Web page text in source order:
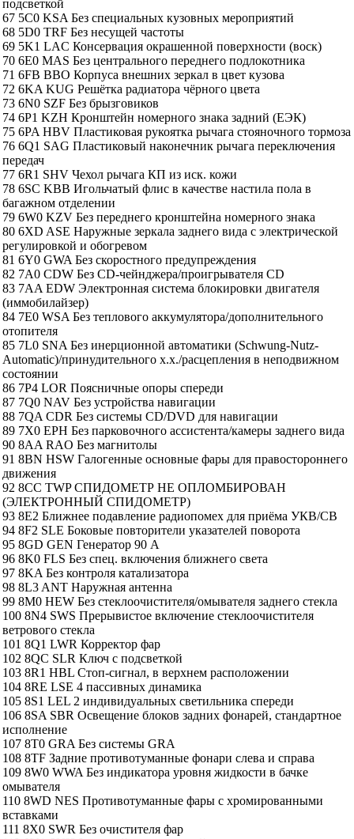
подсветкой
67 5C0 KSA Без специальных кузовных мероприятий
68 5D0 TRF Без несущей частоты
69 5K1 LAC Консервация окрашенной поверхности (воск)
70 6E0 MAS Без центрального переднего подлокотника
71 6FB BBO Корпуса внешних зеркал в цвет кузова
72 6KA KUG Решётка радиатора чёрного цвета
73 6N0 SZF Без брызговиков
74 6P1 KZH Кронштейн номерного знака задний (ЕЭК)
75 6PA HBV Пластиковая рукоятка рычага стояночного тормоза
76 6Q1 SAG Пластиковый наконечник рычага переключения
передач
77 6R1 SHV Чехол рычага КП из иск. кожи
78 6SC KBB Игольчатый флис в качестве настила пола в
багажном отделении
79 6W0 KZV Без переднего кронштейна номерного знака
80 6XD ASE Наружные зеркала заднего вида с электрической
регулировкой и обогревом
81 6Y0 GWA Без скоростного предупреждения
82 7A0 CDW Без CD-чейнджера/проигрывателя CD
83 7AA EDW Электронная система блокировки двигателя
(иммобилайзер)
84 7E0 WSA Без теплового аккумулятора/дополнительного
отопителя
85 7L0 SNA Без инерционной автоматики (Schwung-Nutz-
Automatic)/принудительного х.х./расцепления в неподвижном
состоянии
86 7P4 LOR Поясничные опоры спереди
87 7Q0 NAV Без устройства навигации
88 7QA CDR Без системы CD/DVD для навигации
89 7X0 EPH Без парковочного ассистента/камеры заднего вида
90 8AA RAO Без магнитолы
91 8BN HSW Галогенные основные фары для правостороннего
движения
92 8CC TWP СПИДОМЕТР НЕ ОПЛОМБИРОВАН
(ЭЛЕКТРОННЫЙ СПИДОМЕТР)
93 8E2 Ближнее подавление радиопомех для приёма УКВ/СВ
94 8F2 SLE Боковые повторители указателей поворота
95 8GD GEN Генератор 90 А
96 8K0 FLS Без спец. включения ближнего света
97 8KA Без контроля катализатора
98 8L3 ANT Наружная антенна
99 8M0 HEW Без стеклоочистителя/омывателя заднего стекла
100 8N4 SWS Прерывистое включение стеклоочистителя
ветрового стекла
101 8Q1 LWR Корректор фар
102 8QC SLR Ключ с подсветкой
103 8R1 HBL Стоп-сигнал, в верхнем расположении
104 8RE LSE 4 пассивных динамика
105 8S1 LEL 2 индивидуальных светильника спереди
106 8SA SBR Освещение блоков задних фонарей, стандартное
исполнение
107 8T0 GRA Без системы GRA
108 8TF Задние противотуманные фонари слева и справа
109 8W0 WWA Без индикатора уровня жидкости в бачке
омывателя
110 8WD NES Противотуманные фары с хромированными
вставками
111 8X0 SWR Без очистителя фар